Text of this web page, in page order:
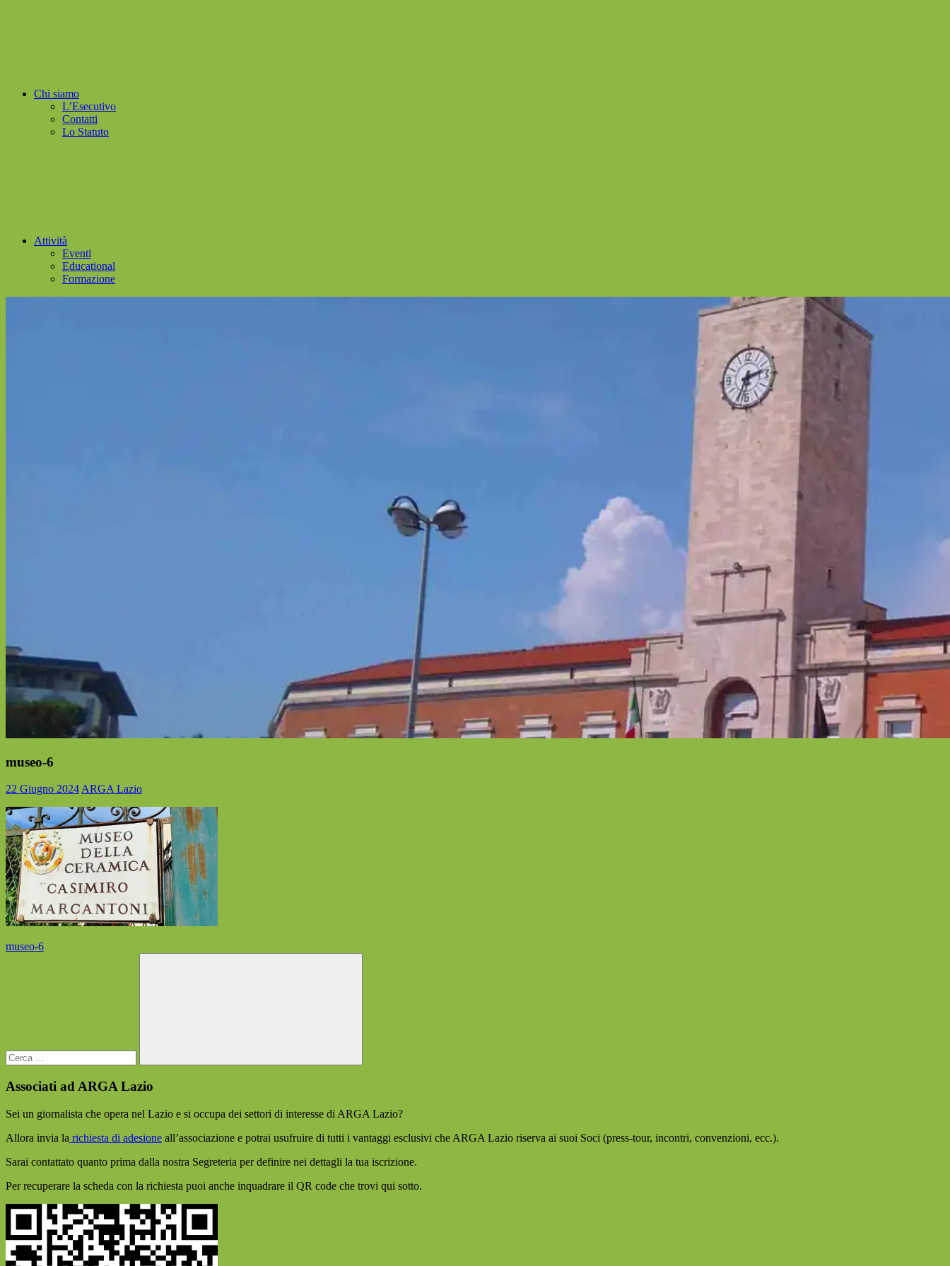
Chi siamo
L’Esecutivo
Contatti
Lo Statuto
Attività
Eventi
Educational
Formazione
museo-6
22 Giugno 2024ARGA Lazio
Navigazione
Articolo
museo-6
Cerca
Associati ad ARGA Lazio
Sei un giornalista che opera nel Lazio e si occupa dei settori di interesse di ARGA Lazio?
Allora invia la richiesta di adesione all’associazione e potrai usufruire di tutti i vantaggi esclusivi che ARGA Lazio riserva ai suoi Soci (press-tour, incontri, convenzioni, ecc.).
Sarai contattato quanto prima dalla nostra Segreteria per definire nei dettagli la tua iscrizione.
Per recuperare la scheda con la richiesta puoi anche inquadrare il QR code che trovi qui sotto.